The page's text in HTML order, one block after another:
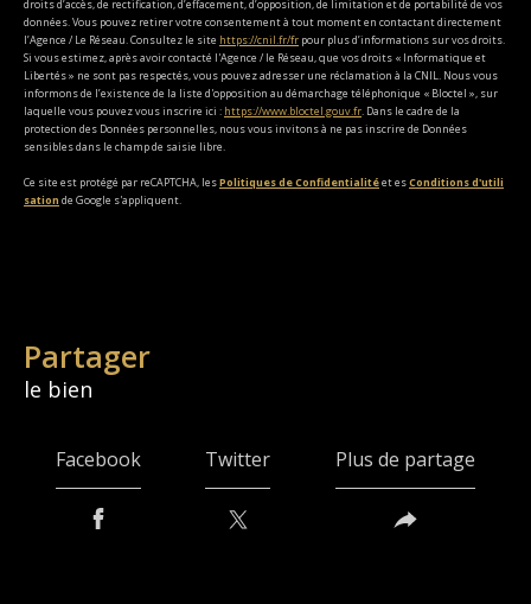
droits d’accès, de rectification, d’effacement, d’opposition, de limitation et de portabilité de vos
données. Vous pouvez retirer votre consentement à tout moment en contactant directement
l’Agence / Le Réseau. Consultez le site https://cnil.fr/fr pour plus d’informations sur vos droits.
Si vous estimez, après avoir contacté l'Agence / le Réseau, que vos droits « Informatique et
Libertés » ne sont pas respectés, vous pouvez adresser une réclamation à la CNIL. Nous vous
informons de l’existence de la liste d'opposition au démarchage téléphonique « Bloctel », sur
laquelle vous pouvez vous inscrire ici : https://www.bloctel.gouv.fr. Dans le cadre de la
protection des Données personnelles, nous vous invitons à ne pas inscrire de Données
sensibles dans le champ de saisie libre.
Ce site est protégé par reCAPTCHA, lesPolitiques de Confidentialitéet esConditions d'utili
sation de Google s'appliquent.
partager
le bien
Facebook Twitter Plus de partage